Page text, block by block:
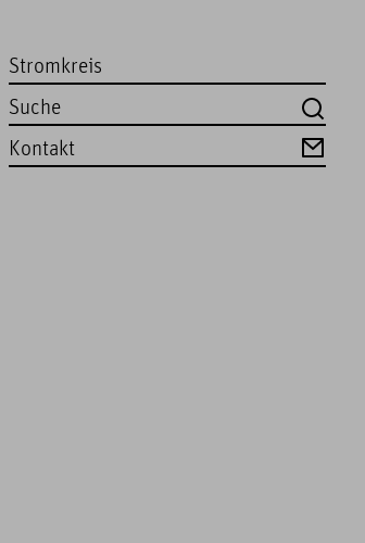
Stromkreis
Kontakt